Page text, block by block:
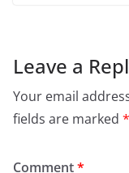
Leave a
Your email
fields are marked *
Comment*